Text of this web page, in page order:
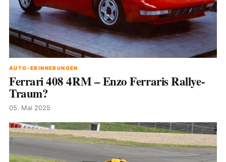
AUTO-ERINNERUNGEN
Ferrari 408 4RM – Enzo Ferraris Rallye-
Traum?
05. Mai 2025